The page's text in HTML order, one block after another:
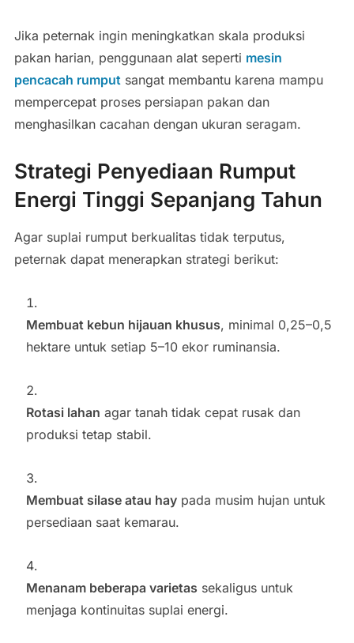
Jika peternak ingin meningkatkan skala produksi
pakan harian, penggunaan alat seperti mesin
pencacah rumput sangat membantu karena mampu
mempercepat proses persiapan pakan dan
menghasilkan cacahan dengan ukuran seragam.
Strategi Penyediaan Rumput
Energi Tinggi Sepanjang Tahun
Agar suplai rumput berkualitas tidak terputus,
peternak dapat menerapkan strategi berikut:
Membuat kebun hijauan khusus, minimal 0,25–0,5
hektare untuk setiap 5–10 ekor ruminansia.
Rotasi lahan agar tanah tidak cepat rusak dan
produksi tetap stabil.
Membuat silase atau haypada musim hujan untuk
persediaan saat kemarau.
Menanam beberapa varietas sekaligus untuk
menjaga kontinuitas suplai energi.